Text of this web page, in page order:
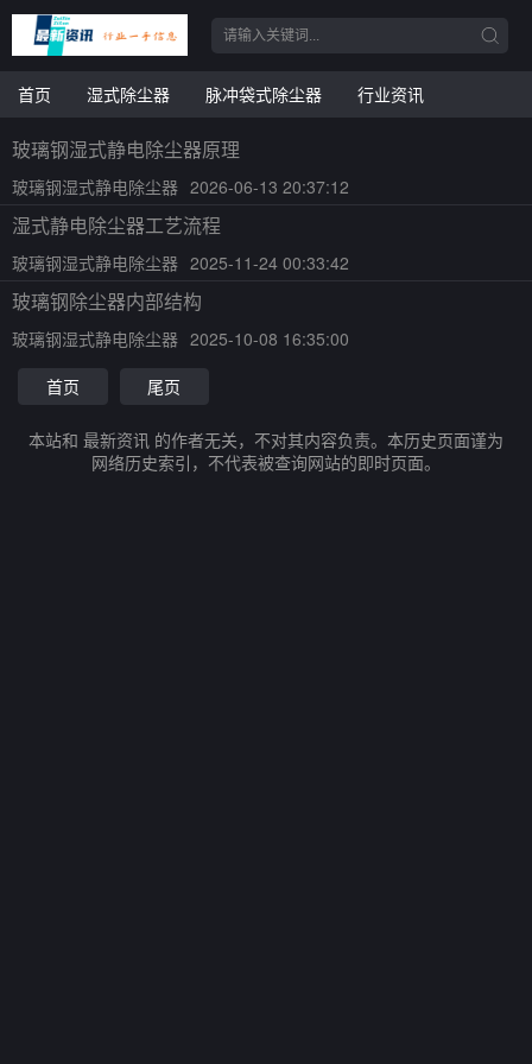
首页 湿式除尘器 脉冲袋式除尘器 行业资讯
玻璃钢湿式静电除尘器原理
玻璃钢湿式静电除尘器 2026-06-13 20:37:12
湿式静电除尘器工艺流程
玻璃钢湿式静电除尘器 2025-11-24 00:33:42
玻璃钢除尘器内部结构
玻璃钢湿式静电除尘器 2025-10-08 16:35:00
首页
尾页
本站和 最新资讯 的作者无关，不对其内容负责。本历史页面谨为
网络历史索引，不代表被查询网站的即时页面。